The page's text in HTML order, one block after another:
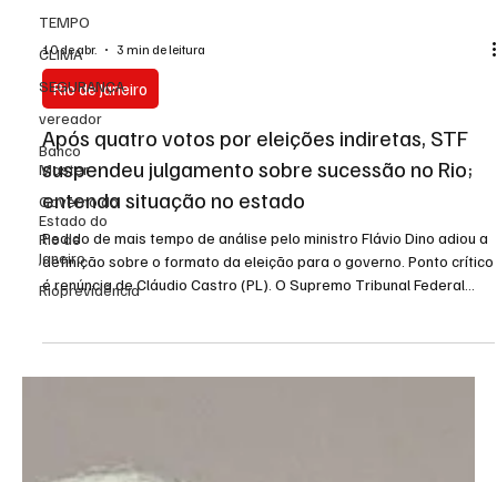
TEMPO
CLIMA
SEGURANÇA
vereador
Banco
Master
Governo do
Estado do
Rio de
Janeiro
Rioprevidência
10 de abr. 3 min de leitura
Rio de Janeiro
Após quatro votos por eleições indiretas, STF
suspendeu julgamento sobre sucessão no Rio;
entenda situação no estado
Pedido de mais tempo de análise pelo ministro Flávio Dino adiou a
definição sobre o formato da eleição para o governo. Ponto crítico
(STF) suspendeu o julgamento que vai definir como será escolhido